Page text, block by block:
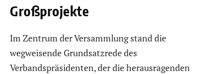
Großprojekte
Im Zentrum der Versammlung stand die
wegweisende Grundsatzrede des
Verbandspräsidenten, der die herausragenden